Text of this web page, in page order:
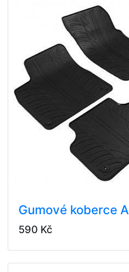
Gumové koberce
590 Kč